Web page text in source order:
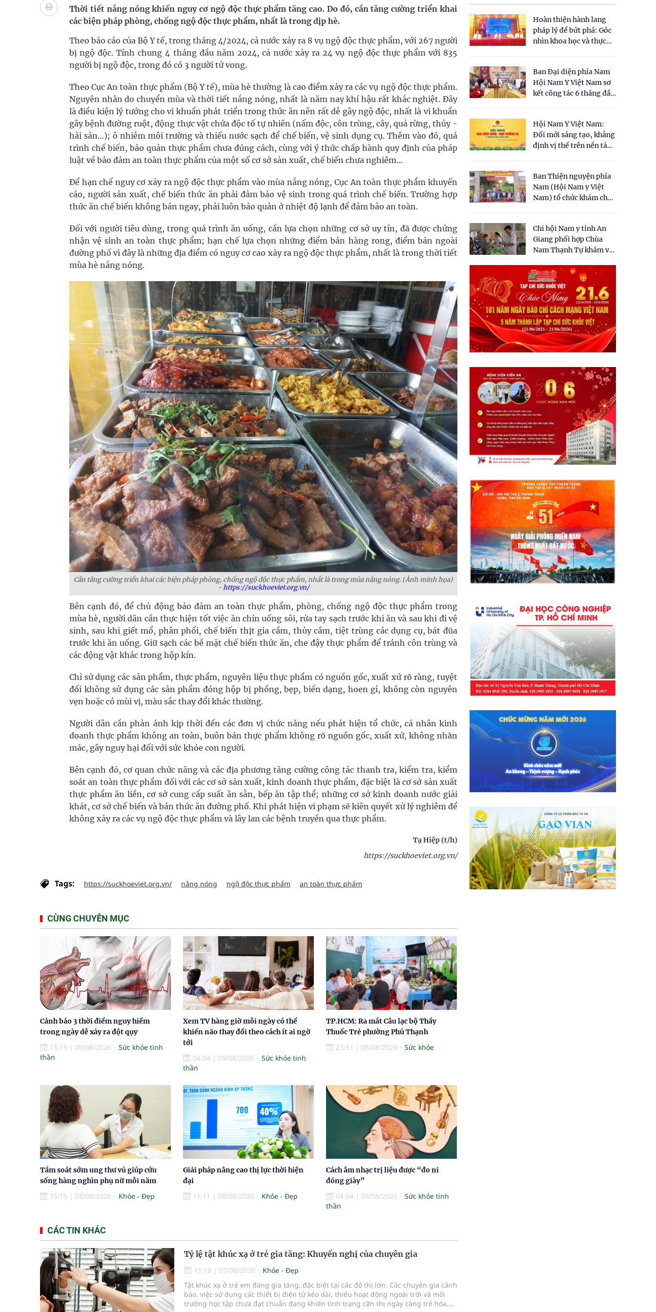
Cách âm nhạc trị liệu được “đo ni đóng giày”
Dự báo thời tiết ngày 08/8/2026: Bắc Bộ nắng nóng, nhiệt độ cao nhất 35 độ
Cảnh báo 3 thời điểm nguy hiểm trong ngày dễ xảy ra đột qụy
Đề xuất cơ chế thu hút nhân lực, nâng cao chất lượng y tế
Thời tiết nắng nóng khiến nguy cơ ngộ độc thực phẩm tăng cao. Do đó, cần tăng cường triển khai
các biện pháp phòng, chống ngộ độc thực phẩm, nhất là trong dịp hè.
Theo báo cáo của Bộ Y tế, trong tháng 4/2024, cả nước xảy ra 8 vụ ngộ độc thực phẩm, với 267 người
bị ngộ độc. Tính chung 4 tháng đầu năm 2024, cả nước xảy ra 24 vụ ngộ độc thực phẩm với 835
người bị ngộ độc, trong đó có 3 người tử vong.
Theo Cục An toàn thực phẩm (Bộ Y tế), mùa hè thường là cao điểm xảy ra các vụ ngộ độc thực phẩm.
Nguyên nhân do chuyển mùa và thời tiết nắng nóng, nhất là năm nay khí hậu rất khắc nghiệt. Đây
là điều kiện lý tưởng cho vi khuẩn phát triển trong thức ăn nên rất dễ gây ngộ độc, nhất là vi khuẩn
gây bệnh đường ruột, động thực vật chứa độc tố tự nhiên (nấm độc, côn trùng, cây, quả rừng, thủy -
hải sản…); ô nhiễm môi trường và thiếu nước sạch để chế biến, vệ sinh dụng cụ. Thêm vào đó, quá
trình chế biến, bảo quản thực phẩm chưa đúng cách, cùng với ý thức chấp hành quy định của pháp
luật về bảo đảm an toàn thực phẩm của một số cơ sở sản xuất, chế biến chưa nghiêm…
Để hạn chế nguy cơ xảy ra ngộ độc thực phẩm vào mùa nắng nóng, Cục An toàn thực phẩm khuyến
cáo, người sản xuất, chế biến thức ăn phải đảm bảo vệ sinh trong quá trình chế biến. Trường hợp
thức ăn chế biến không bán ngay, phải luôn bảo quản ở nhiệt độ lạnh để đảm bảo an toàn.
Đối với người tiêu dùng, trong quá trình ăn uống, cần lựa chọn những cơ sở uy tín, đã được chứng
nhận vệ sinh an toàn thực phẩm; hạn chế lựa chọn những điểm bán hàng rong, điểm bán ngoài
đường phố vì đây là những địa điểm có nguy cơ cao xảy ra ngộ độc thực phẩm, nhất là trong thời tiết
mùa hè nắng nóng.
Cần tăng cường triển khai các biện pháp phòng, chống ngộ độc thực phẩm, nhất là trong mùa nắng nóng. (Ảnh minh họa)
-https://suckhoeviet.org.vn/
Bên cạnh đó, để chủ động bảo đảm an toàn thực phẩm, phòng, chống ngộ độc thực phẩm trong
mùa hè, người dân cần thực hiện tốt việc ăn chín uống sôi, rửa tay sạch trước khi ăn và sau khi đi vệ
sinh, sau khi giết mổ, phân phối, chế biến thịt gia cầm, thủy cầm, tiệt trùng các dụng cụ, bát đũa
trước khi ăn uống. Giữ sạch các bề mặt chế biến thức ăn, che đậy thực phẩm để tránh côn trùng và
các động vật khác trong hộp kín.
Chỉ sử dụng các sản phẩm, thực phẩm, nguyên liệu thực phẩm có nguồn gốc, xuất xứ rõ ràng, tuyệt
đối không sử dụng các sản phẩm đóng hộp bị phồng, bẹp, biến dạng, hoen gỉ, không còn nguyên
vẹn hoặc có mùi vị, màu sắc thay đổi khác thường.
Người dân cần phản ánh kịp thời đến các đơn vị chức năng nếu phát hiện tổ chức, cá nhân kinh
doanh thực phẩm không an toàn, buôn bán thực phẩm không rõ nguồn gốc, xuất xứ, không nhãn
mác, gây nguy hại đối với sức khỏe con người.
Bên cạnh đó, cơ quan chức năng và các địa phương tăng cường công tác thanh tra, kiểm tra, kiểm
soát an toàn thực phẩm đối với các cơ sở sản xuất, kinh doanh thực phẩm, đặc biệt là cơ sở sản xuất
thực phẩm ăn liền, cơ sở cung cấp suất ăn sẵn, bếp ăn tập thể; những cơ sở kinh doanh nước giải
khát, cơ sở chế biến và bán thức ăn đường phố. Khi phát hiện vi phạm sẽ kiên quyết xử lý nghiêm để
không xảy ra các vụ ngộ độc thực phẩm và lây lan các bệnh truyền qua thực phẩm.
Tạ Hiệp (t/h)
https://suckhoeviet.org.vn/
Tags: https://suckhoeviet.org.vn/ nắng nóng ngộ độc thực phẩm an toàn thực phẩm
CÙNG CHUYÊN MỤC
Cảnh báo 3 thời điểm nguy hiểm
trong ngày dễ xảy ra đột qụy
15:15 | 09/08/2026
Sức khỏe tinh
thần
Xem TV hàng giờ mỗi ngày có thể
khiến não thay đổi theo cách ít ai ngờ
tới
04:04 | 09/08/2026
Sức khỏe tinh
thần
TP.HCM: Ra mắt Câu lạc bộ Thầy
Thuốc Trẻ phường Phú Thạnh
23:51 | 08/08/2026 Sức khỏe
Tầm soát sớm ung thư vú giúp cứu
sống hàng nghìn phụ nữ mỗi năm
15:15 | 08/08/2026 Khỏe - Đẹp
Giải pháp nâng cao thị lực thời hiện
đại
11:11 | 08/08/2026 Khỏe - Đẹp
Cách âm nhạc trị liệu được “đo ni
đóng giày”
04:04 | 08/08/2026
Sức khỏe tinh
thần
CÁC TIN KHÁC
Tỷ lệ tật khúc xạ ở trẻ gia tăng: Khuyến nghị của chuyên gia
15:18 | 07/08/2026
Khỏe - Đẹp
Tật khúc xạ ở trẻ em đang gia tăng, đặc biệt tại các đô thị lớn. Các chuyên gia cảnh
báo, việc sử dụng các thiết bị điện tử kéo dài, thiếu hoạt động ngoài trời và môi
trường học tập chưa đạt chuẩn đang khiến tình trạng cận thị ngày càng trẻ hóa,
Hoàn thiện hành lang
pháp lý để bứt phá: Góc
nhìn khoa học và thực
cho Luật Y dược cổ
truyền Việt Nam"
Ban Đại diện phía Nam
Hội Nam Y Việt Nam sơ
kết công tác 6 tháng đầu
Hội Nam Y Việt Nam:
Đổi mới sáng tạo, khẳng
định vị thế trên nền tảng
Ban Thiện nguyện phía
Nam (Hội Nam y Việt
Nam) tổ chức khám chữa
dân tại xã Tân Tập
Chi hội Nam y tỉnh An
Giang phối hợp Chùa
Nam Thạnh Tự khám và
nhân dân